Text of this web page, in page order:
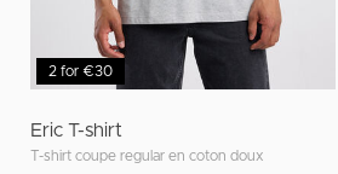
2 for €30
Eric T-shirt
T-shirt coupe regular en coton doux